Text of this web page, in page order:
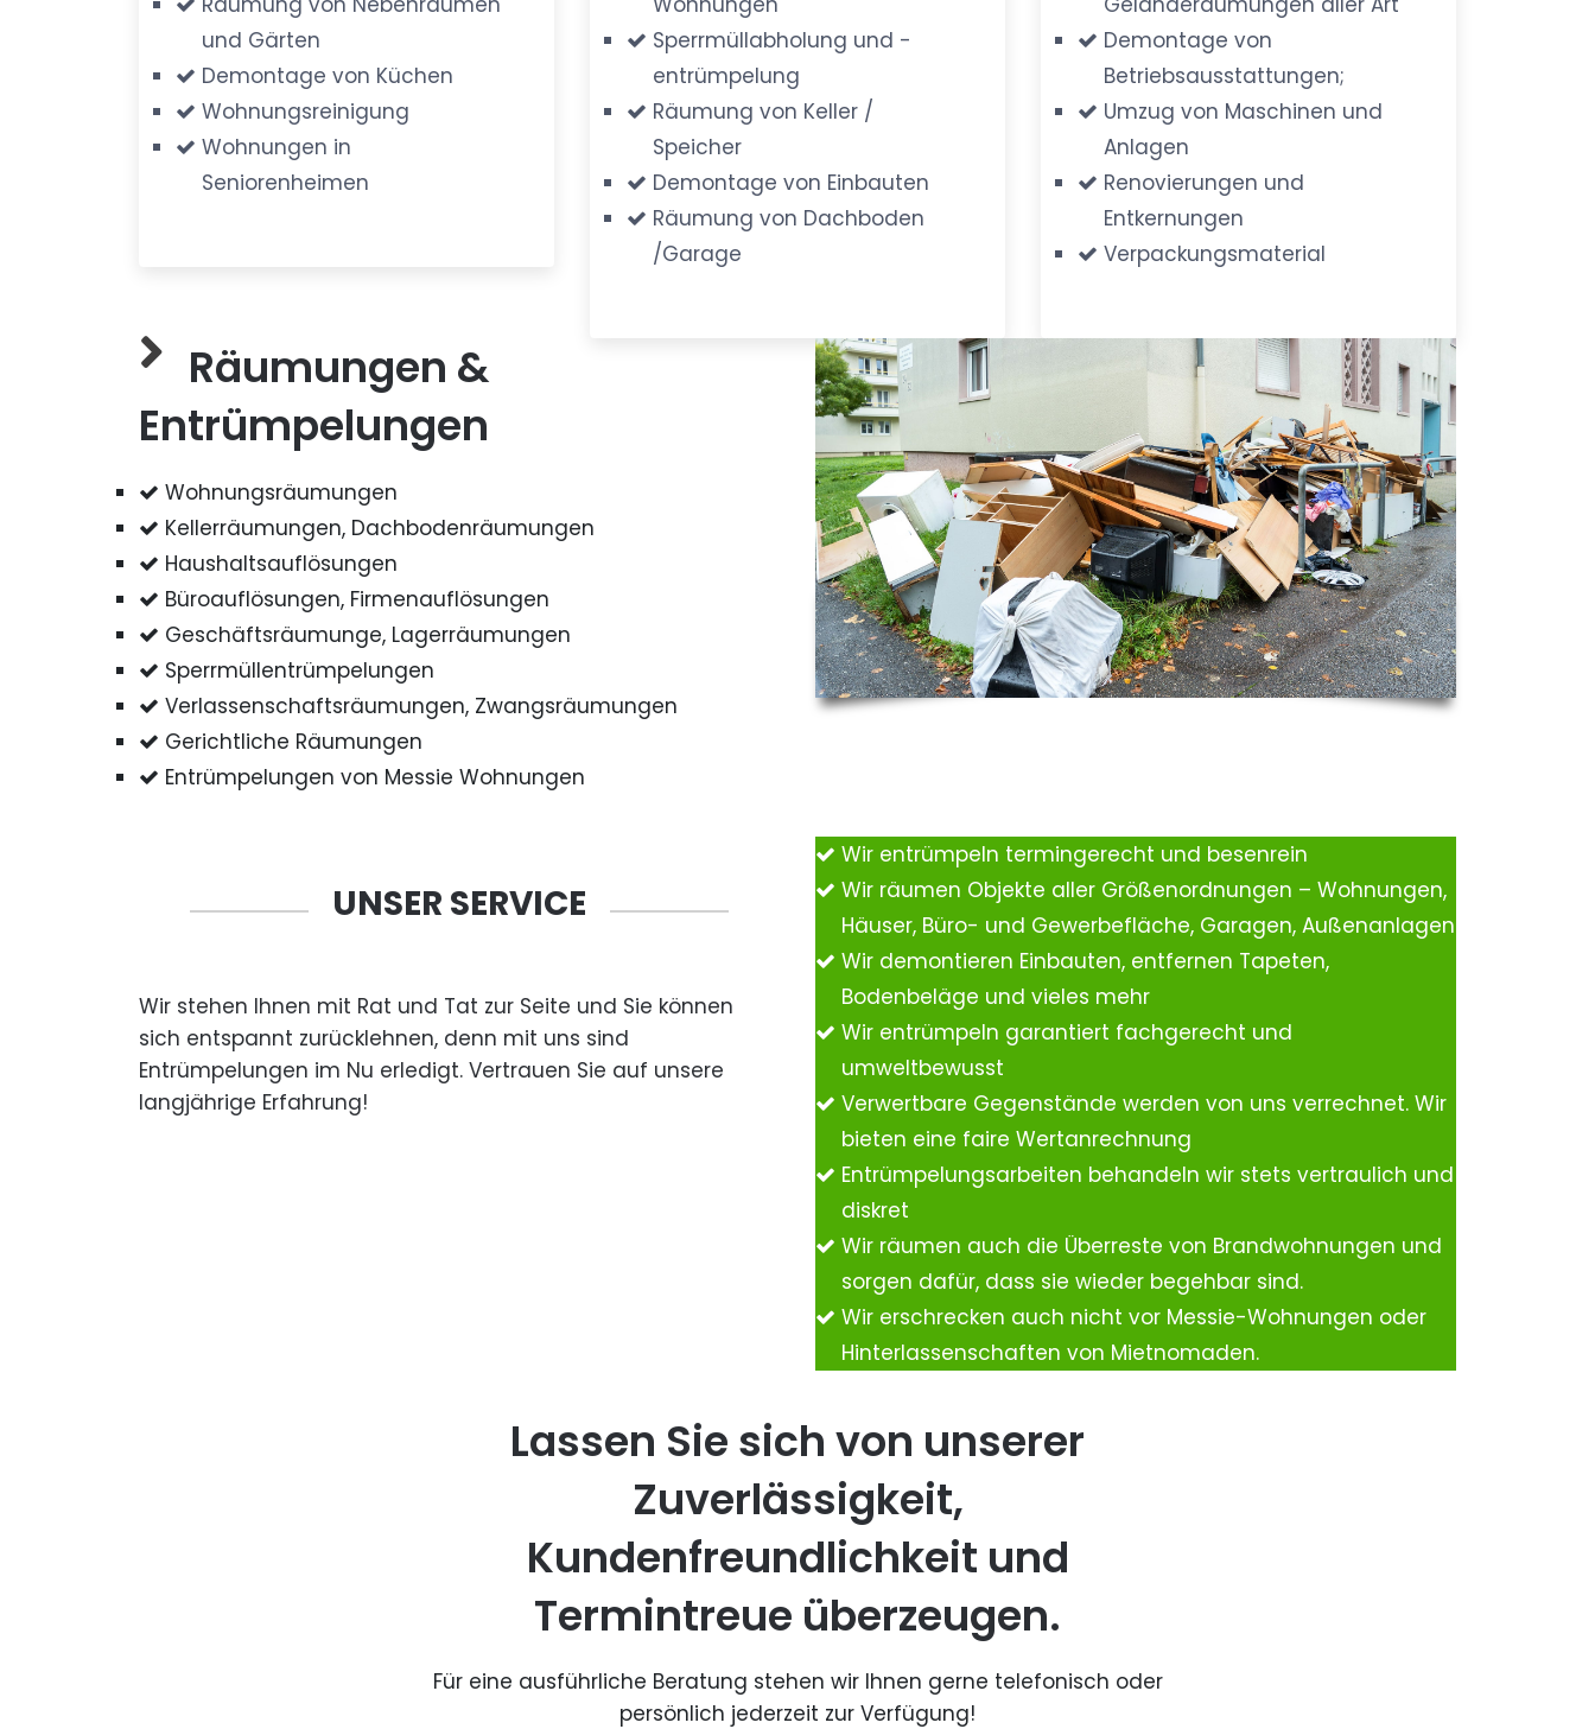
und Gärten
Demontage von Küchen
Wohnungsreinigung
Wohnungen in
Seniorenheimen
Sperrmüllabholung und -
entrümpelung
Räumung von Keller /
Speicher
Demontage von Einbauten
Räumung von Dachboden
/Garage
Demontage von
Betriebsausstattungen;
Umzug von Maschinen und
Anlagen
Renovierungen und
Entkernungen
Verpackungsmaterial
Räumungen &
Entrümpelungen
Wohnungsräumungen
Kellerräumungen, Dachbodenräumungen
Haushaltsauflösungen
Büroauflösungen, Firmenauflösungen
Geschäftsräumunge, Lagerräumungen
Sperrmüllentrümpelungen
Verlassenschaftsräumungen, Zwangsräumungen
Gerichtliche Räumungen
Entrümpelungen von Messie Wohnungen
UNSER SERVICE
Wir stehen Ihnen mit Rat und Tat zur Seite und Sie können
sich entspannt zurücklehnen, denn mit uns sind
Entrümpelungen im Nu erledigt. Vertrauen Sie auf unsere
langjährige Erfahrung!
Wir entrümpeln termingerecht und besenrein
Wir räumen Objekte aller Größenordnungen – Wohnungen,
Häuser, Büro- und Gewerbefläche, Garagen, Außenanlagen
Wir demontieren Einbauten, entfernen Tapeten,
Bodenbeläge und vieles mehr
Wir entrümpeln garantiert fachgerecht und
umweltbewusst
Verwertbare Gegenstände werden von uns verrechnet. Wir
bieten eine faire Wertanrechnung
Entrümpelungsarbeiten behandeln wir stets vertraulich und
diskret
Wir räumen auch die Überreste von Brandwohnungen und
sorgen dafür, dass sie wieder begehbar sind.
Wir erschrecken auch nicht vor Messie-Wohnungen oder
Hinterlassenschaften von Mietnomaden.
Lassen Sie sich von unserer
Zuverlässigkeit,
Kundenfreundlichkeit und
Termintreue überzeugen.
Für eine ausführliche Beratung stehen wir Ihnen gerne telefonisch oder
persönlich jederzeit zur Verfügung!